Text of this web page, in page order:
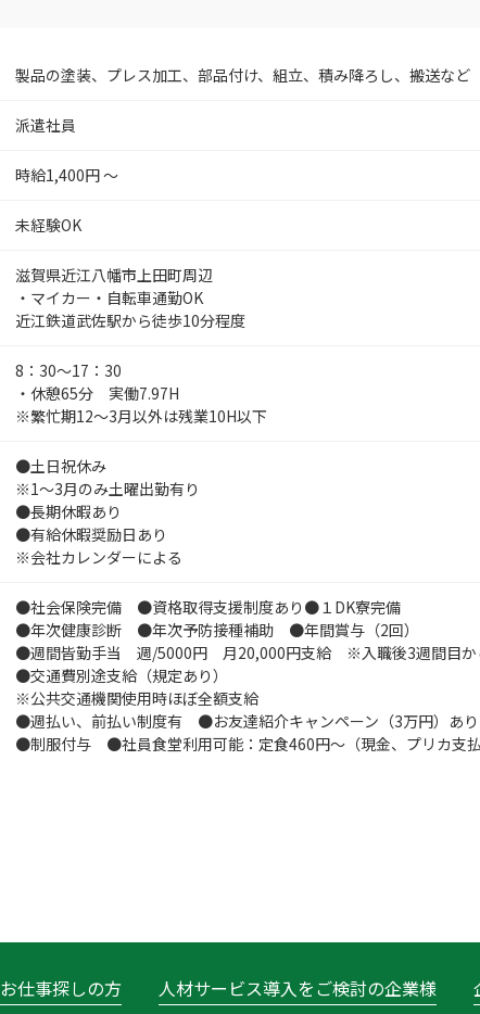
製品の塗装、プレス加工、部品付け、組立、積み降ろし、搬送など
派遣社員
時給1,400円 ～
未経験OK
滋賀県近江八幡市上田町周辺
・マイカー・自転車通勤OK
近江鉄道武佐駅から徒歩10分程度
8：30～17：30
・休憩65分 実働7.97H
※繁忙期12～3月以外は残業10H以下
●土日祝休み
※1～3月のみ土曜出勤有り
●長期休暇あり
●有給休暇奨励日あり
※会社カレンダーによる
●社会保険完備 ●資格取得支援制度あり●１DK寮完備
●年次健康診断 ●年次予防接種補助 ●年間賞与（2回）
●週間皆勤手当 週/5000円 月20,000円支給 ※入職後3週間目か
●交通費別途支給（規定あり）
※公共交通機関使用時ほぼ全額支給
●週払い、前払い制度有 ●お友達紹介キャンペーン（3万円）あ
●制服付与 ●社員食堂利用可能：定食460円～（現金、プリカ支
お仕事探しの方 人材サービス導入をご検討の企業様